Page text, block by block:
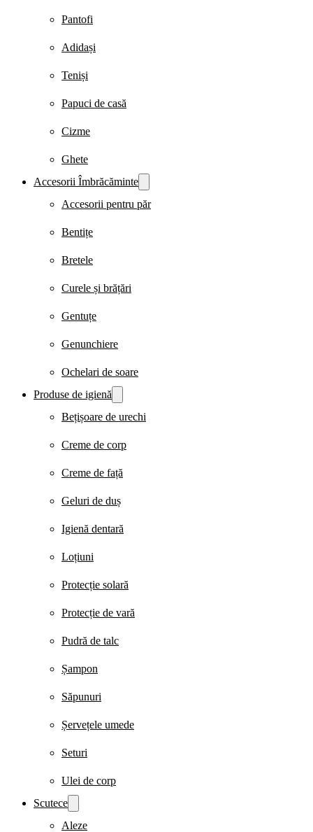
Pantofi
Adidași
Teniși
Papuci de casă
Cizme
Ghete
Accesorii Îmbrăcăminte
Accesorii pentru păr
Bentițe
Bretele
Curele și brățări
Gentuțe
Genunchiere
Ochelari de soare
Produse de igienă
Bețișoare de urechi
Creme de corp
Creme de față
Geluri de duș
Igienă dentară
Loțiuni
Protecție solară
Protecție de vară
Pudră de talc
Șampon
Săpunuri
Șervețele umede
Seturi
Ulei de corp
Scutece
Aleze